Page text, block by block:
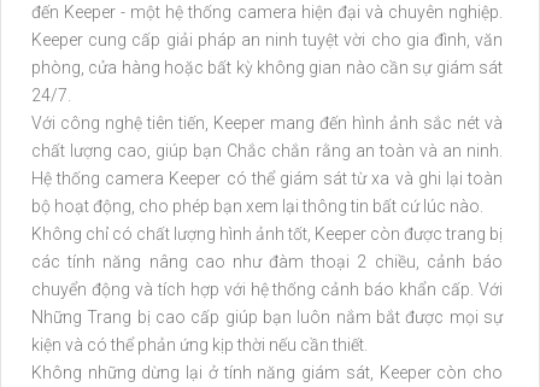
đến Keeper - một hệ thống camera hiện đại và chuyên nghiệp.
Keeper cung cấp giải pháp an ninh tuyệt vời cho gia đình, văn
phòng, cửa hàng hoặc bất kỳ không gian nào cần sự giám sát
24/7.
Với công nghệ tiên tiến, Keeper mang đến hình ảnh sắc nét và
chất lượng cao, giúp bạn Chắc chắn rằng an toàn và an ninh.
Hệ thống camera Keeper có thể giám sát từ xa và ghi lại toàn
bộ hoạt động, cho phép bạn xem lại thông tin bất cứ lúc nào.
Không chỉ có chất lượng hình ảnh tốt, Keeper còn được trang bị
các tính năng nâng cao như đàm thoại 2 chiều, cảnh báo
chuyển động và tích hợp với hệ thống cảnh báo khẩn cấp. Với
Những Trang bị cao cấp giúp bạn luôn nắm bắt được mọi sự
kiện và có thể phản ứng kịp thời nếu cần thiết.
Không những dừng lại ở tính năng giám sát, Keeper còn cho